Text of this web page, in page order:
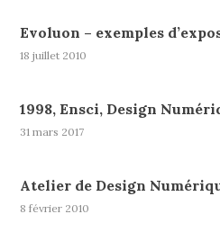
Evoluon – exemples
18 juillet 2010
1998, Ensci, Design
31 mars 2017
Atelier de Design
8 février 2010